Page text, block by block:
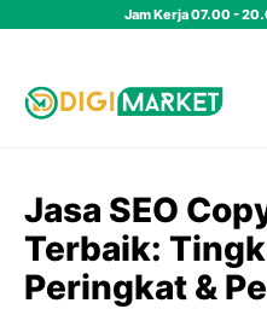
Jam Kerja 07.00 -
Jasa SEO
Terbaik:
Peringkat &